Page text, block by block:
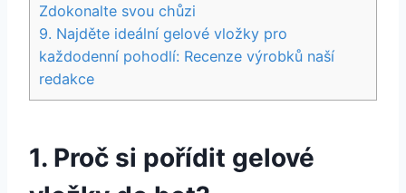
Zdokonalte‍ svou chůzi
9. Najděte ideální gelové vložky pro
každodenní pohodlí: Recenze ⁣výrobků naší
redakce
1. ​Proč si pořídit gelové